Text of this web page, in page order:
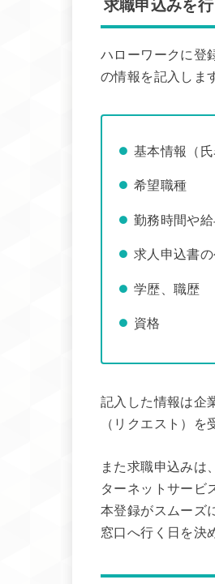
求職申込みを行
ハローワークに登
の情報を記入しま
基本情報（氏
希望職種
勤務時間や
求人申込書
学歴、職歴
資格
記入した情報は企
（リクエスト）を
また求職申込みは
ターネットサービ
本登録がスムーズ
窓口へ行く日を決